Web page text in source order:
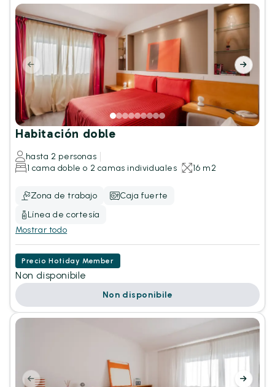
Habitación doble
hasta 2 personas
1 cama doble o 2 camas individuales
16 m2
Zona de trabajo
Caja fuerte
Línea de cortesía
Mostrar todo
Precio Hotiday Member
Non disponibile
Non disponibile